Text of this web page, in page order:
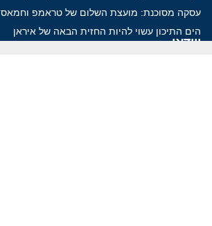
עסקה מסוכנת: מועצת השלום של טראמפ וחמאס
הים התיכון עשוי להיות החזית הבאה של איראן
ווידאו